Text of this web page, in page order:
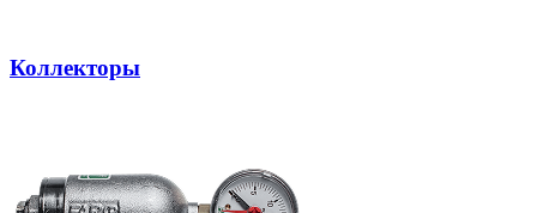
Коллекторы